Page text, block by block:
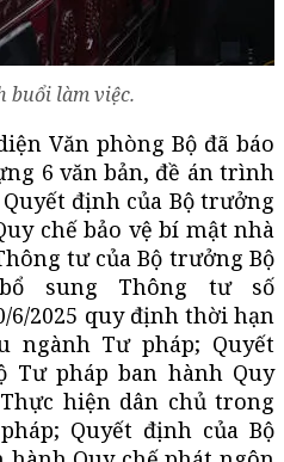
buổi làm việc.
Văn phòng Bộ đã báo
6 văn bản, đề án trình
định của Bộ trưởng
chế bảo vệ bí mật nhà
tư của Bộ trưởng Bộ
sung Thông tư số
6/2025 quy định thời hạn
Tư pháp; Quyết
Tư pháp ban hành Quy
hiện dân chủ trong
Quyết định của Bộ